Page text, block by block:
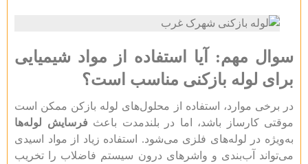
سوال مهم: آیا استفاده از مواد شیمیایی
برای لوله بازکنی مناسب است؟
در برخی موارد، استفاده از محلول‌های لوله بازکن ممکن است
موقتی کارساز باشد، اما در بلندمدت باعث فرسایش لوله‌ها
به‌ویژه در لوله‌های فلزی می‌شود. استفاده زیاد از مواد اسیدی
می‌تواند آب‌بندی و واشرهای درون سیستم فاضلاب را تخریب